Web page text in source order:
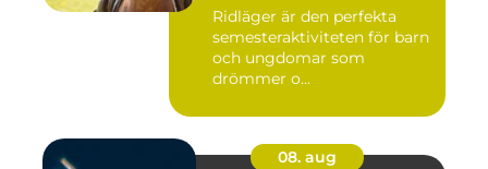
Ridläger är den perfekta
semesteraktiviteten för barn
och ungdomar som
drömmer o...
08. aug